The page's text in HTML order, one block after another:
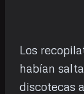
Los
habían
discotecas